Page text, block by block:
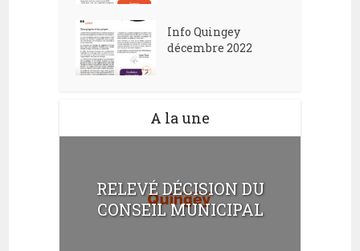
Info Quingey
décembre 2022
A la une
RELEVÉ DÉCISION DU
CONSEIL MUNICIPAL